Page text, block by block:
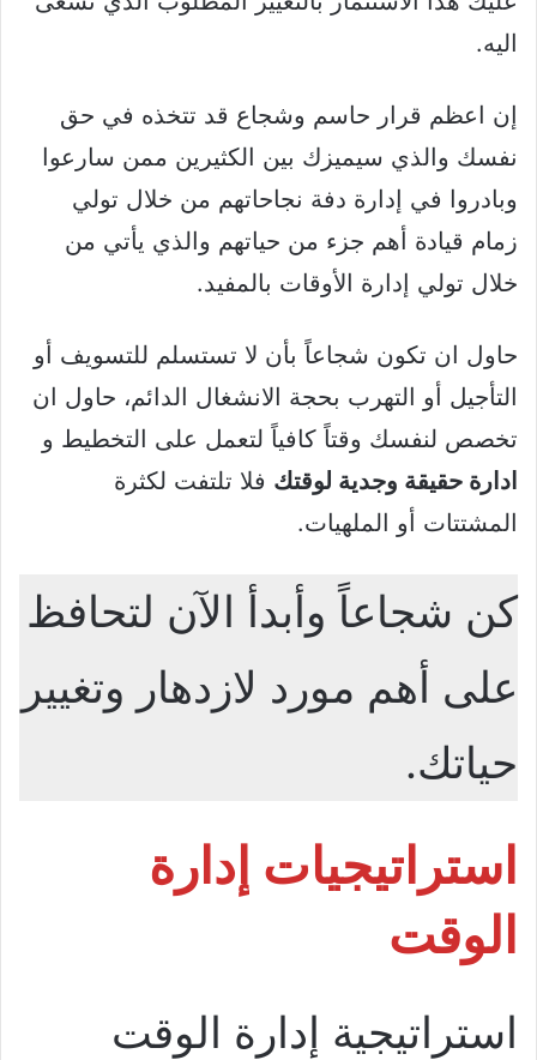
اليه.
إن اعظم قرار حاسم وشجاع قد تتخذه في حق
نفسك والذي سيميزك بين الكثيرين ممن سارعوا
وبادروا في إدارة دفة نجاحاتهم من خلال تولي
زمام قيادة أهم جزء من حياتهم والذي يأتي من
خلال تولي إدارة الأوقات بالمفيد.
حاول ان تكون شجاعاً بأن لا تستسلم للتسويف أو
التأجيل أو التهرب بحجة الانشغال الدائم، حاول ان
تخصص لنفسك وقتاً كافياً لتعمل على التخطيط و
ادارة حقيقة وجدية لوقتك فلا تلتفت لكثرة
المشتتات أو الملهيات.
كن شجاعاً وأبدأ الآن لتحافظ
على أهم مورد لازدهار وتغيير
حياتك.
استراتيجيات إدارة
الوقت
استراتيجية إدارة الوقت